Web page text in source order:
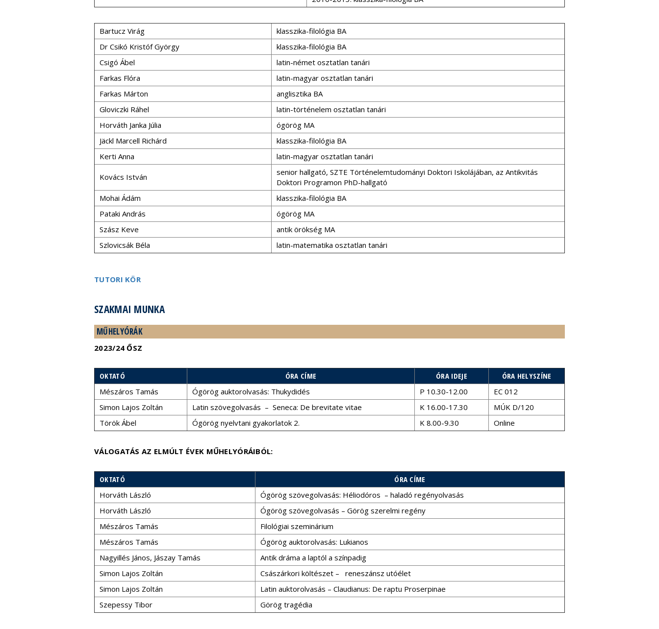
Bartucz Virág
klasszika-filológia BA
Dr Csikó Kristóf György
klasszika-filológia BA
Csigó Ábel
latin-német osztatlan tanári
Farkas Flóra
latin-magyar osztatlan tanári
Farkas Márton
anglisztika BA
Gloviczki Ráhel
latin-történelem osztatlan tanári
Horváth Janka Júlia
ógörög MA
Jäckl Marcell Richárd
klasszika-filológia BA
Kerti Anna
latin-magyar osztatlan tanári
Kovács István
senior hallgató, SZTE Történelemtudományi Doktori Iskolájában, az Antikvitás
Doktori Programon PhD-hallgató
Mohai Ádám
klasszika-filológia BA
Pataki András
ógörög MA
Szász Keve
antik örökség MA
Szlovicsák Béla
latin-matematika osztatlan tanári
TUTORI KÖR
SZAKMAI MUNKA
MŰHELYÓRÁK
2023/24 ŐSZ
OKTATÓ ÓRA CÍME ÓRA IDEJE
ÓRA HELYSZÍNE
Mészáros Tamás
Ógörög auktorolvasás: Thukydidés P 10.30-12.00
EC 012
Simon Lajos Zoltán
Latin szövegolvasás – Seneca: De brevitate vitae K 16.00-17.30
MÚK D/120
Török Ábel
Ógörög nyelvtani gyakorlatok 2. K 8.00-9.30 Online
VÁLOGATÁS AZ ELMÚLT ÉVEK MŰHELYÓRÁIBÓL:
OKTATÓ
ÓRA CÍME
Horváth László
Ógörög szövegolvasás: Héliodóros – haladó regényolvasás
Horváth László
Ógörög szövegolvasás – Görög szerelmi regény
Mészáros Tamás
Filológiai szeminárium
Mészáros Tamás
Ógörög auktorolvasás: Lukianos
Nagyillés János, Jászay Tamás
Antik dráma a laptól a színpadig
Simon Lajos Zoltán
Császárkori költészet – reneszánsz utóélet
Simon Lajos Zoltán
Latin auktorolvasás – Claudianus: De raptu Proserpinae
Szepessy Tibor
Görög tragédia